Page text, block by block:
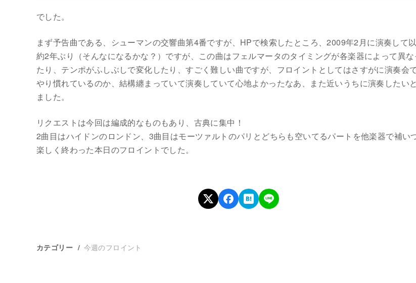
でした。
まず予告曲である、シューマンの交響曲第4番ですが、HPで検索したところ、2009年2月に演奏して以
約2年ぶり（そんなになるかな？）ですが、この曲はフェルマータのタイミングが各楽器によって異な
たり、テンポがふしぶしで変化したり、すごく難しい曲ですが、フロイントとしてはさすがに演奏会
やり慣れているのか、結構纏まっていて演奏していて心地よかったなあ、また近いうちに演奏したい
ました。
リクエストは今回は編成的なものもあり、古典に集中！
2曲目はハイドンのロンドン、3曲目はモーツァルトのパリとどちらも空いてるパートを他楽器で補いつ
楽しく終わった本日のフロイントでした。
カテゴリー 今週のフロイント